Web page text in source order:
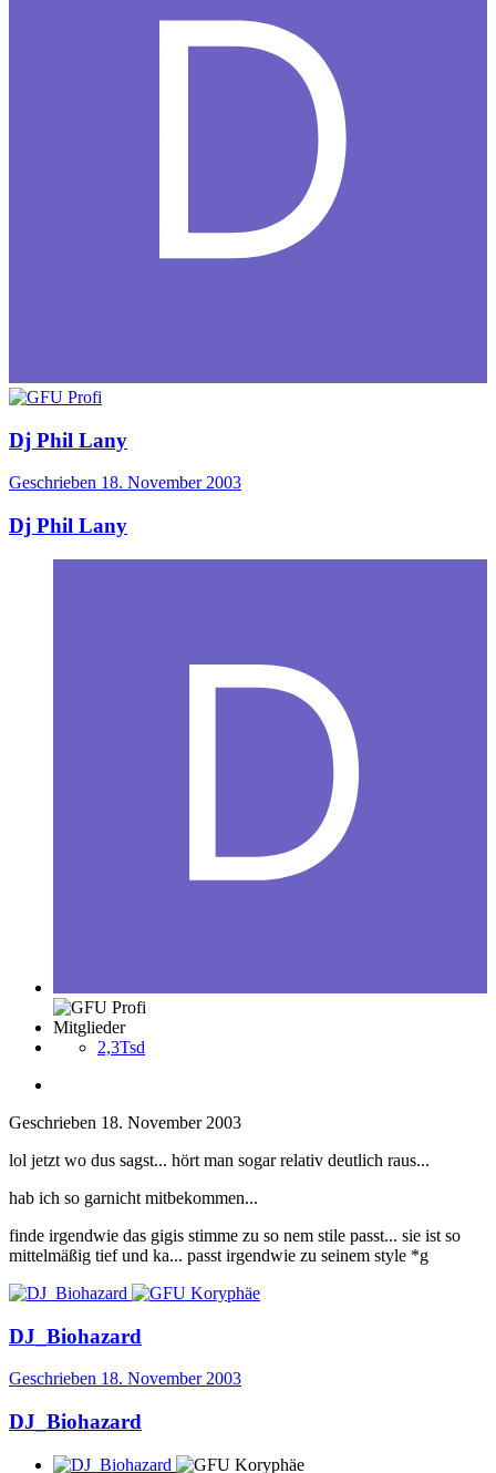
Dj Phil Lany
Geschrieben 18. November 2003
Dj Phil Lany
Mitglieder
2,3Tsd
Geschrieben 18. November 2003
lol jetzt wo dus sagst... hört man sogar relativ deutlich raus...
hab ich so garnicht mitbekommen...
finde irgendwie das gigis stimme zu so nem stile passt... sie ist so
mittelmäßig tief und ka... passt irgendwie zu seinem style *g
DJ_Biohazard
Geschrieben 18. November 2003
DJ_Biohazard